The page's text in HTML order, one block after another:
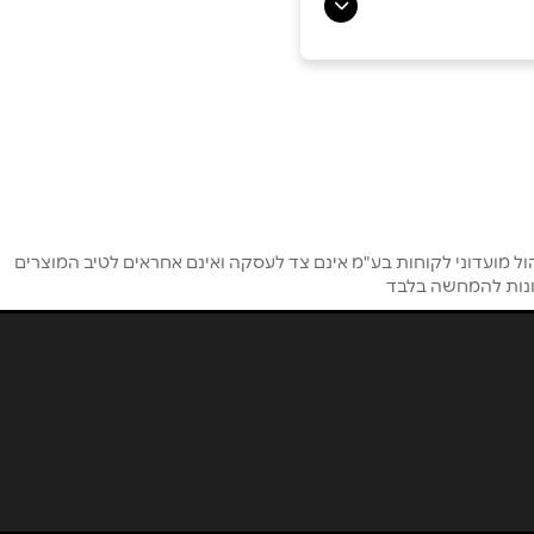
לקוחות בע"מ אינם צד לעסקה ואינם אחראים לטיב המוצרים
להמחשה בלבד